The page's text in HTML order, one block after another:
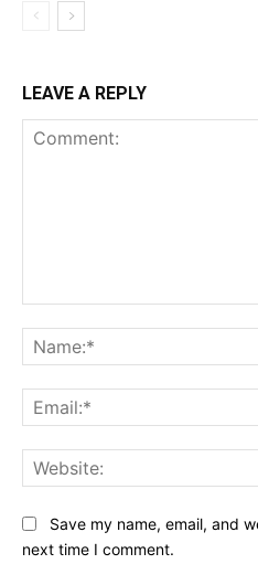
LEAVE A REPLY
Save my name, email, and
next time I comment.